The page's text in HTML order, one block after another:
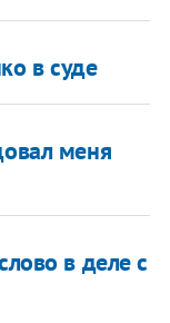
в суде
меня
в деле с